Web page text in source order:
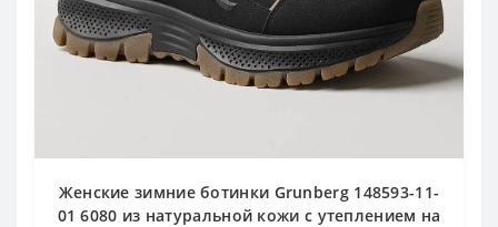
Женские зимние ботинки Grunberg 148593-11-
01 6080 из натуральной кожи с утеплением на